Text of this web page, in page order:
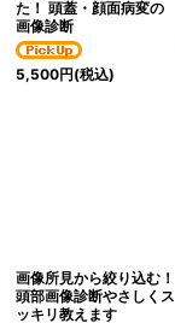
た！ 頭蓋・顔面病変の
画像診断
5,500円(税込)
画像所見から絞り込む！
頭部画像診断やさしくス
ッキリ教えます